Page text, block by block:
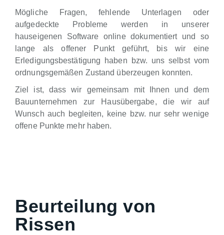
Mögliche Fragen, fehlende Unterlagen oder
aufgedeckte Probleme werden in unserer
hauseigenen Software online dokumentiert und so
lange als offener Punkt geführt, bis wir eine
Erledigungsbestätigung haben bzw. uns selbst vom
ordnungsgemäßen Zustand überzeugen konnten.
Ziel ist, dass wir gemeinsam mit Ihnen und dem
Bauunternehmen zur Hausübergabe, die wir auf
Wunsch auch begleiten, keine bzw. nur sehr wenige
offene Punkte mehr haben.
Beurteilung von
Rissen